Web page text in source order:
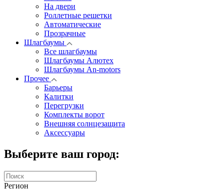
На двери
Роллетные решетки
Автоматические
Прозрачные
Шлагбаумы
Все шлагбаумы
Шлагбаумы Алютех
Шлагбаумы An-motors
Прочее
Барьеры
Калитки
Перегрузки
Комплекты ворот
Внешняя солнцезащита
Аксессуары
Выберите ваш город:
Регион